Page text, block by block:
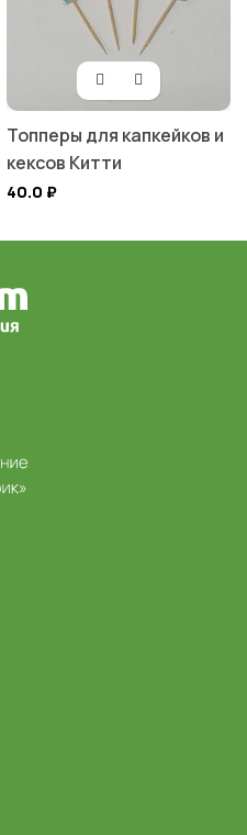
Топперы для капкейков и
кексов Китти
40.0 ₽